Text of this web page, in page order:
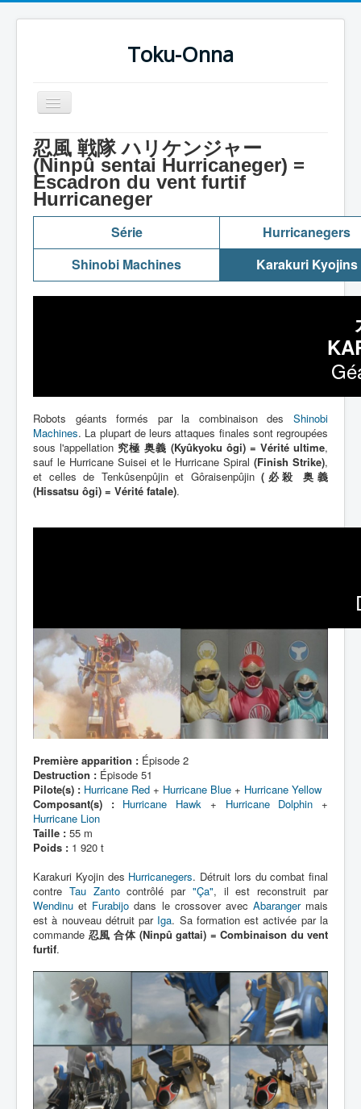
Toku-Onna
Basculer
la
Accueil
Toku-Actrices
Toku-Critiques
Films
COSAA
忍風 戦隊 ハリケンジャー
(Ninpû sentai Hurricaneger) =
Escadron du vent furtif
Hurricaneger
Série
Hurricanegers
Shinobi Machines
Karakuri Kyojins
Robots géants formés par la combinaison des Shinobi
Machines. La plupart de leurs attaques finales sont regroupées
sous l'appellation 究極 奥義 (Kyûkyoku ôgi) = Vérité ultime,
sauf le Hurricane Suisei et le Hurricane Spiral(Finish Strike),
et celles de Tenkûsenpûjin et Gôraisenpûjin(必殺 奥義
(Hissatsu ôgi) = Vérité fatale).
Première apparition : Épisode 2
Destruction : Épisode 51
Pilote(s) : Hurricane Red + Hurricane Blue + Hurricane Yellow
Composant(s) : Hurricane Hawk + Hurricane Dolphin +
Hurricane Lion
Taille : 55 m
Poids : 1 920 t
Karakuri Kyojin des Hurricanegers. Détruit lors du combat final
contre Tau Zantocontrôlé par "Ça", il est reconstruit par
Wendinu et Furabijo dans le crossover avec Abarangermais
est à nouveau détruit par Iga. Sa formation est activée par la
commande 忍風 合体 (Ninpû gattai) = Combinaison du vent
furtif.